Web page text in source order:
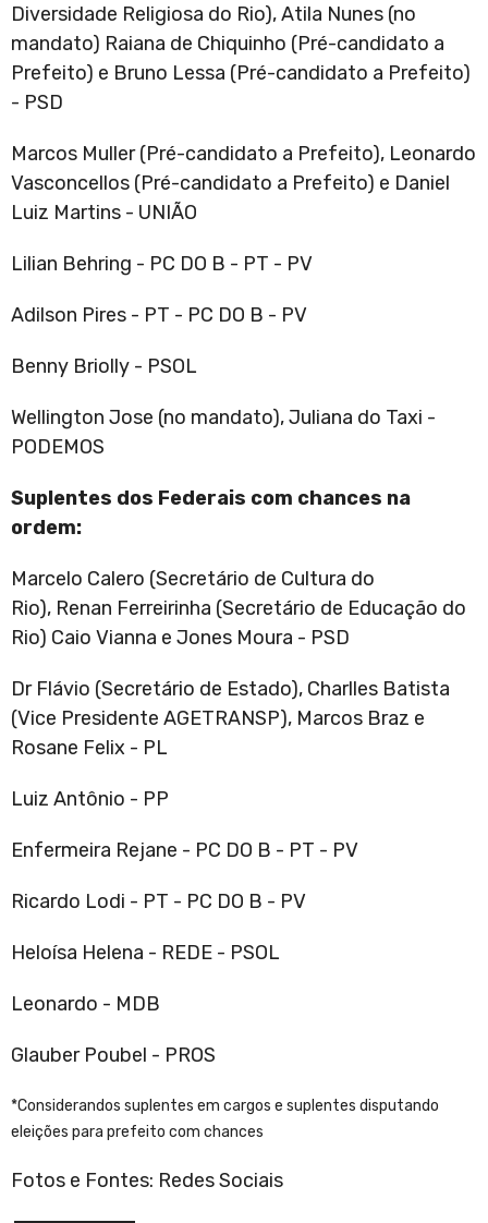
Diversidade Religiosa do Rio), Atila Nunes (no
mandato) Raiana de Chiquinho (Pré-candidato a
Prefeito) e Bruno Lessa (Pré-candidato a Prefeito)
- PSD
Marcos Muller (Pré-candidato a Prefeito), Leonardo
Vasconcellos (Pré-candidato a Prefeito) e Daniel
Luiz Martins - UNIÃO
Lilian Behring - PC DO B - PT - PV
Adilson Pires - PT - PC DO B - PV
Benny Briolly - PSOL
Wellington Jose (no mandato), Juliana do Taxi -
PODEMOS
Suplentes dos Federais com chances na
ordem:
Marcelo Calero (Secretário de Cultura do
Rio), Renan Ferreirinha (Secretário de Educação do
Rio) Caio Vianna e Jones Moura - PSD
Dr Flávio (Secretário de Estado), Charlles Batista
(Vice Presidente AGETRANSP), Marcos Braz e
Rosane Felix - PL
Luiz Antônio - PP
Enfermeira Rejane - PC DO B - PT - PV
Ricardo Lodi - PT - PC DO B - PV
Heloísa Helena - REDE - PSOL
Leonardo - MDB
Glauber Poubel - PROS
*Considerandos suplentes em cargos e suplentes disputando
eleições para prefeito com chances
Fotos e Fontes: Redes Sociais